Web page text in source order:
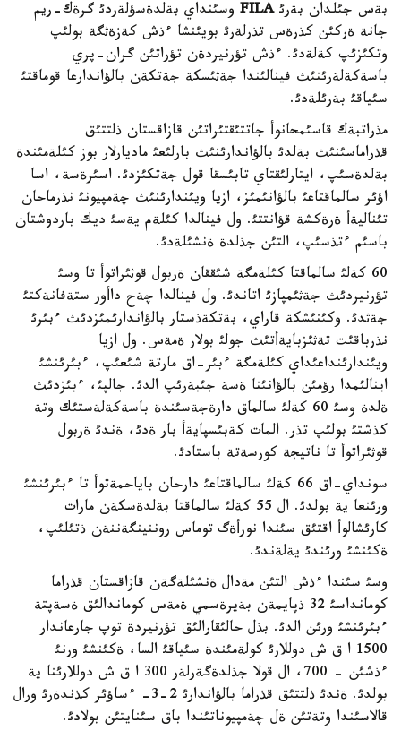
بةس جئلدان بةرئFILA وسئنداي بةلدةسؤلةردئ گرةك-ريم
جانة ةركئن كذرةس تذرلةرئ بويئنشا ءذش كةزةثگة بولئپ
وتكئزئپ كةلةدئ. ءذش تؤرنيردةن تؤراتئن گران-پري
باسةكةلةرئنئث فينالئندا جةثئسكة جةتكةن بالؤاندارعا قوماقتئ
سئياقئ بةرئلةدئ.
مذراتبةك قاسئمحانوأ جاتتئقتئراتئن قازاقستان ذلتتئق
قذراماسئنئث بةلدئ بالؤاندارئنئث بارلئعئ ماديارلار بوز كئلةمئندة
بةلدةسئپ، ايتارلئقتاي تابئسقا قول جةتكئزدئ. اسئرةسة، اسا
اؤئر سالماقتاعئ بالؤانئمئز، ازيا ويئندارئنئث چةمپيونئ نذرماحان
تئناليةأ ةرةكشة قؤانتتئ. ول فينالدا كئلةم يةسئ ديك باردوشتان
باسئم ءتذسئپ، التئن جذلدة ةنشئلةدئ.
60 كةلئ سالماقتا كئلةمگة شئققان ةربول قوثئراتوأ تا وسئ
تؤرنيردئث جةثئمپازئ اتاندئ. ول فينالدا چةح داأور ستةفانةكتئ
جةثدئ. وكئنئشكة قاراي، بةتكةذستار بالؤاندارئمئزدئث ءبئرئ
نذرباقئت تةثئزبايةأتئث جولئ بولار ةمةس. ول ازيا
ويئندارئنداعئداي كئلةمگة ءبئر-اق مارتة شئعئپ، ءبئرئنشئ
اينالئمدا رؤمئن بالؤانئنا ةسة جئبةرئپ الدئ. جالپئ، ءبئزدئث
ةلدة وسئ 60 كةلئ سالماق دارةجةسئندة باسةكةلةستئك وتة
كذشتئ بولئپ تذر. المات كةبئسپايةأ بار ةدئ، ةندئ ةربول
قوثئراتوأ تا ناتيجة كورسةتة باستادئ.
سونداي-اق 66 كةلئ سالماقتاعئ دارحان باياحمةتوأ تا ءبئرئنشئ
ورئنعا ية بولدئ. ال 55 كةلئ سالماقتا بةلدةسكةن مارات
كارئشالوأ اقتئق سئندا نورأةگ توماس روننينگةننةن ذتئلئپ،
ةكئنشئ ورئندئ يةلةندئ.
وسئ سئندا ءذش التئن مةدال ةنشئلةگةن قازاقستان قذراما
كومانداسئ 32 ذپايمةن بةيرةسمي ةمةس كوماندالئق ةسةپتة
ءبئرئنشئ ورئن الدئ. بذل حالئقارالئق تؤرنيردة توپ جارعاندار
1500 ا ق ش دوللارئ كولةمئندة سئياقئ السا، ةكئنشئ ورنئ
ءذشئن - 700، ال قولا جذلدةگةرلةر 300 ا ق ش دوللارئنا ية
بولدئ. ةندئ ذلتتئق قذراما بالؤاندارئ 2-3- ءساؤئر كذندةرئ ورال
قالاسئندا وتةتئن ةل چةمپيوناتئندا باق سئنايتئن بولادئ.